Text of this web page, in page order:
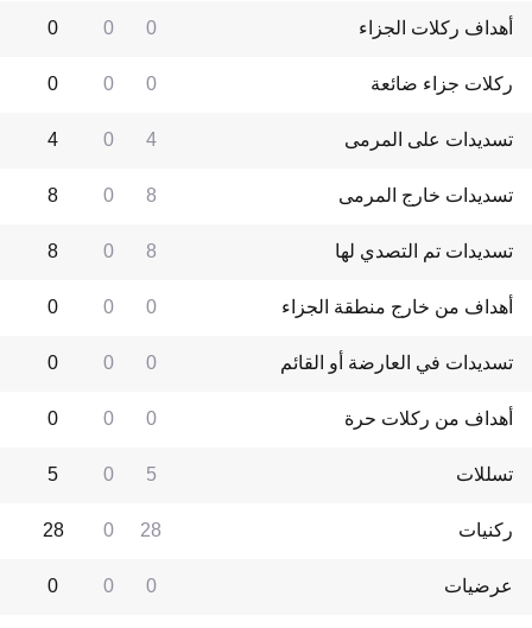
أهداف ركلات الجزاء 0
0
0
ركلات جزاء ضائعة 0
0
0
تسديدات على المرمى 4
0
4
تسديدات خارج المرمى 8
0
8
تسديدات تم التصدي لها 8
0
8
أهداف من خارج منطقة الجزاء 0
0
0
تسديدات في العارضة أو القائم 0
0
0
أهداف من ركلات حرة 0
0
0
تسللات 5
0
5
ركنيات 28
0
28
عرضيات 0
0
0